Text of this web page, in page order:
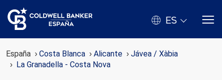
ES
España Costa Blanca Alicante
Jávea / Xàbia
La Granadella - Costa Nova